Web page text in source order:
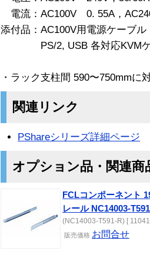
電流：AC100V 0. 55A，
添付品：AC100V用電源ケーブ
PS/2, USB 各対応KVMケ
・ラック支柱間 590〜750mmに
関連リンク
PShareシリーズ詳細ページ
オプション品・関連商
FCLコンポーネント
レール NC14003-
(NC14003-T591-R) [
販売価格 お問合せ